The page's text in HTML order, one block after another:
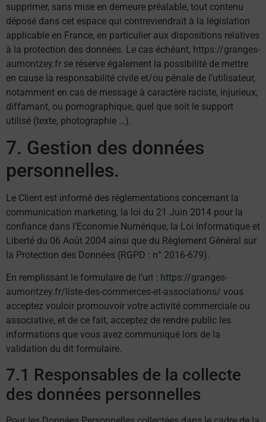
supprimer, sans mise en demeure préalable, tout contenu
déposé dans cet espace qui contreviendrait à la législation
applicable en France, en particulier aux dispositions relatives
à la protection des données. Le cas échéant, https://granges-
aumontzey.fr se réserve également la possibilité de mettre
en cause la responsabilité civile et/ou pénale de l’utilisateur,
notamment en cas de message à caractère raciste, injurieux,
diffamant, ou pornographique, quel que soit le support
utilisé (texte, photographie …).
7. Gestion des données
personnelles.
Le Client est informé des réglementations concernant la
communication marketing, la loi du 21 Juin 2014 pour la
confiance dans l’Economie Numérique, la Loi Informatique et
Liberté du 06 Août 2004 ainsi que du Règlement Général sur
la Protection des Données (RGPD : n° 2016-679).
En remplissant le formulaire de l’url : https://granges-
aumontzey.fr/liste-des-commerces-et-associations/ vous
acceptez vouloir promouvoir votre activité commerciale ou
associative, et de ce fait, acceptez de rendre public les
informations que vous avez communiqué lors de la
validation du dit formulaire.
7.1 Responsables de la collecte
des données personnelles